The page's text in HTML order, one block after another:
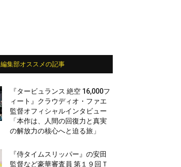
編集部オススメの記事
『タービュランス 絶空 16,000フ
ィート』クラウディオ・ファエ
監督オフィシャルインタビュー
「本作は、人間の回復力と真実
の解放力の核心へと迫る旅」
『侍タイムスリッパー』の安田
監督など豪華審査員 第１９回Ｔ